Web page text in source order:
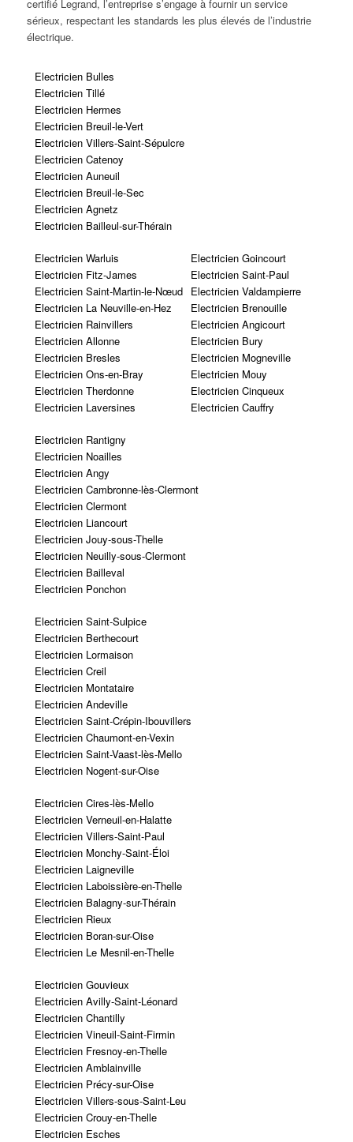
certifié Legrand, l’entreprise s’engage à fournir un service
sérieux, respectant les standards les plus élevés de l’industrie
électrique.
Electricien Bulles
Electricien Tillé
Electricien Hermes
Electricien Breuil-le-Vert
Electricien Villers-Saint-Sépulcre
Electricien Catenoy
Electricien Auneuil
Electricien Breuil-le-Sec
Electricien Agnetz
Electricien Bailleul-sur-Thérain
Electricien Warluis
Electricien Fitz-James
Electricien Saint-Martin-le-Nœud
Electricien La Neuville-en-Hez
Electricien Rainvillers
Electricien Allonne
Electricien Bresles
Electricien Ons-en-Bray
Electricien Therdonne
Electricien Laversines
Electricien Goincourt
Electricien Saint-Paul
Electricien Valdampierre
Electricien Brenouille
Electricien Angicourt
Electricien Bury
Electricien Mogneville
Electricien Mouy
Electricien Cinqueux
Electricien Cauffry
Electricien Rantigny
Electricien Noailles
Electricien Angy
Electricien Cambronne-lès-Clermont
Electricien Clermont
Electricien Liancourt
Electricien Jouy-sous-Thelle
Electricien Neuilly-sous-Clermont
Electricien Bailleval
Electricien Ponchon
Electricien Saint-Sulpice
Electricien Berthecourt
Electricien Lormaison
Electricien Creil
Electricien Montataire
Electricien Andeville
Electricien Saint-Crépin-Ibouvillers
Electricien Chaumont-en-Vexin
Electricien Saint-Vaast-lès-Mello
Electricien Nogent-sur-Oise
Electricien Cires-lès-Mello
Electricien Verneuil-en-Halatte
Electricien Villers-Saint-Paul
Electricien Monchy-Saint-Éloi
Electricien Laigneville
Electricien Laboissière-en-Thelle
Electricien Balagny-sur-Thérain
Electricien Rieux
Electricien Boran-sur-Oise
Electricien Le Mesnil-en-Thelle
Electricien Gouvieux
Electricien Avilly-Saint-Léonard
Electricien Chantilly
Electricien Vineuil-Saint-Firmin
Electricien Fresnoy-en-Thelle
Electricien Amblainville
Electricien Précy-sur-Oise
Electricien Villers-sous-Saint-Leu
Electricien Crouy-en-Thelle
Electricien Esches